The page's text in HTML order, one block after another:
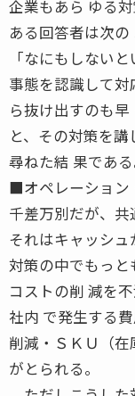
企業もあら ゆる
ある回答者は次の
「なにもしない
事態を認識して
ら抜け出すのも
と、その対策を
尋ねた結 果である
■オペレーショ
千差万別だが、共
それはキャッシュ
対策の中でもっと
コストの削 減を
社内 で発生する
削減・ＳＫＵ（
がとられる。